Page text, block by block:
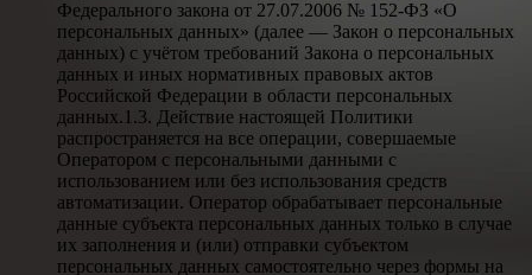
Федерального закона от 27.07.2006 № 152-ФЗ «О
персональных данных» (далее — Закон о персональных
данных) с учётом требований Закона о персональных
данных и иных нормативных правовых актов
Российской Федерации в области персональных
данных.1.3. Действие настоящей Политики
распространяется на все операции, совершаемые
Оператором с персональными данными с
использованием или без использования средств
автоматизации. Оператор обрабатывает персональные
данные субъекта персональных данных только в случае
их заполнения и (или) отправки субъектом
персональных данных самостоятельно через формы на